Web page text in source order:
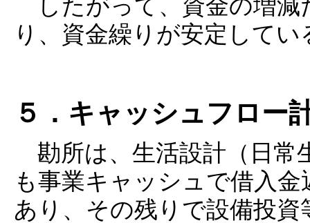
したがって、資金の増減
り、資金繰りが安定して
５．キャッシュフロー
勘所は、生活設計（日常
も事業キャッシュで借入
あり、その残りで設備投